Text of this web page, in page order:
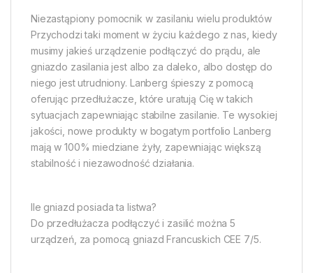
Niezastąpiony pomocnik w zasilaniu wielu produktów
Przychodzi taki moment w życiu każdego z nas, kiedy
musimy jakieś urządzenie podłączyć do prądu, ale
gniazdo zasilania jest albo za daleko, albo dostęp do
niego jest utrudniony. Lanberg śpieszy z pomocą
oferując przedłużacze, które uratują Cię w takich
sytuacjach zapewniając stabilne zasilanie. Te wysokiej
jakości, nowe produkty w bogatym portfolio Lanberg
mają w 100% miedziane żyły, zapewniając większą
stabilność i niezawodność działania.
Ile gniazd posiada ta listwa?
Do przedłużacza podłączyć i zasilić można 5
urządzeń, za pomocą gniazd Francuskich CEE 7/5.